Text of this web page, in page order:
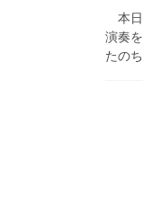
本日
演奏
たの